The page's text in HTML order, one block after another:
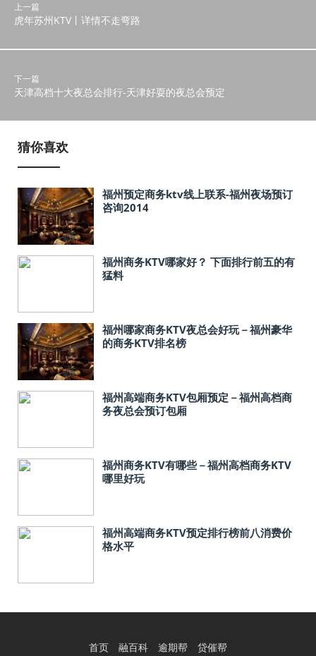
上一篇
虎年苏州KTV丨详情不走弯路
下一篇
天津高档十大夜总会排行-天津好耍的夜总会预定
猜你喜欢
福州预定商务ktv线上联系-福州夜场预订
咨询2014
福州商务KTV哪家好？ 下面排行前五的有
猛料
福州哪家商务KTV夜总会好玩－福州豪华
的商务KTV排名榜
福州高端商务KTV包厢预定－福州高档商
务夜总会预订包厢
福州商务KTV有哪些－福州高档商务KTV
哪里好玩
福州高端商务KTV预定排行榜前八消费价
格水平
首页 融百科 逾期帮 贷催帮